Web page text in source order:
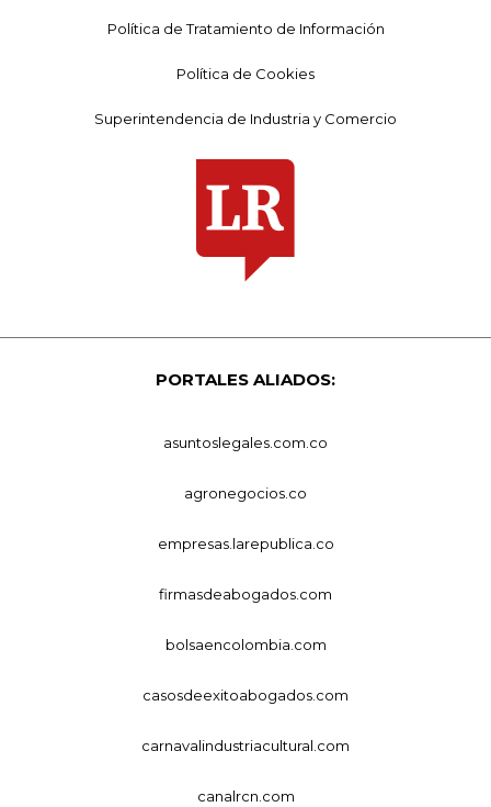
Política de Tratamiento de Información
Política de Cookies
Superintendencia de Industria y Comercio
PORTALES ALIADOS:
asuntoslegales.com.co
agronegocios.co
empresas.larepublica.co
firmasdeabogados.com
bolsaencolombia.com
casosdeexitoabogados.com
carnavalindustriacultural.com
canalrcn.com